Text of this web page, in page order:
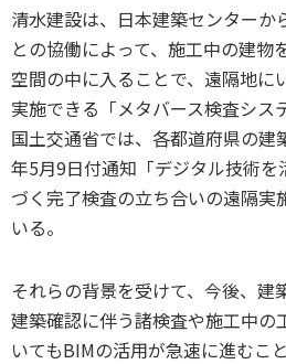
清水建設は、日本建築センターか
との協働によって、施工中の建物
空間の中に入ることで、遠隔地に
実施できる「メタバース検査シス
国土交通省では、各都道府県の建
年5月9日付通知「デジタル技術
づく完了検査の立ち合いの遠隔実
いる。
それらの背景を受けて、今後、建
建築確認に伴う諸検査や施工中の
いてもBIMの活用が急速に進むこ